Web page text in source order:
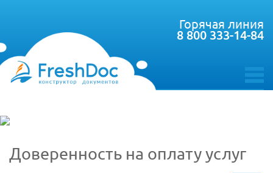
toggle
Горячая линия
8 800 333-14-84
Доверенность на оплату услуг